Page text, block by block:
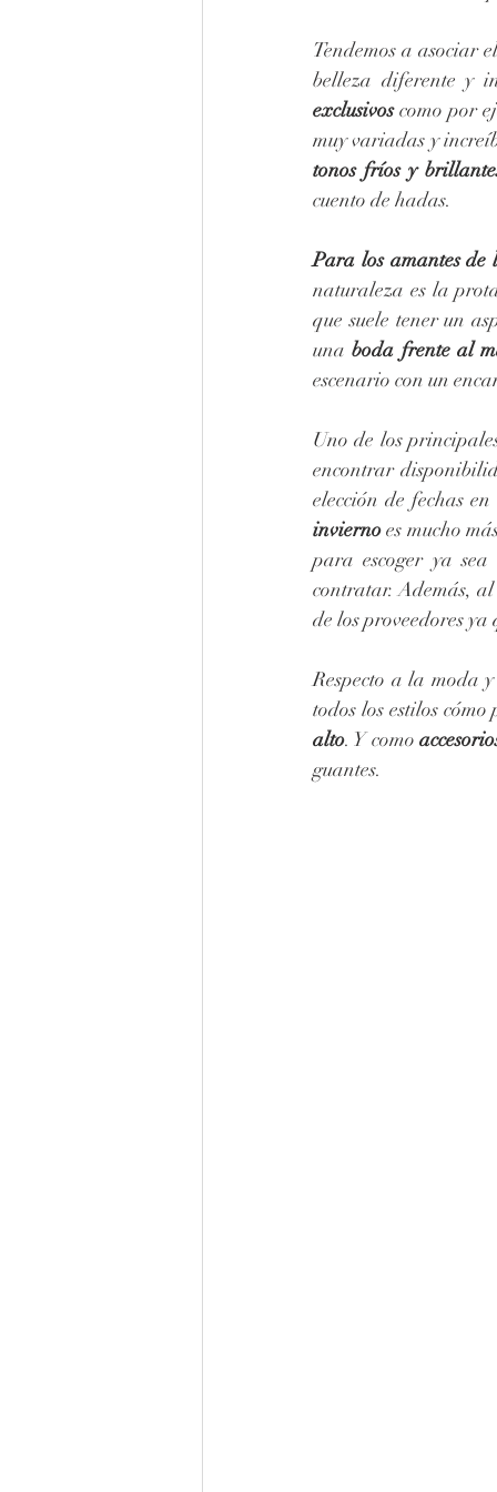
Tendemos a asociar
belleza diferente y
exclusivos como por
muy variadas y
tonos fríos y
cuento de hadas.
Para los amantes de
naturaleza es la
que suele tener un
una boda frente al
escenario con un
Uno de los
encontrar
elección de fechas
invierno es mucho
para escoger ya
contratar. Además,
de los proveedores ya
Respecto a la moda
todos los estilos
alto. Y como
guantes.